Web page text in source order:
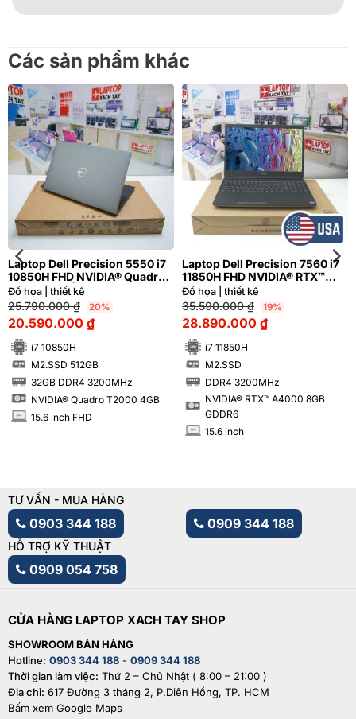
Các sản phẩm khác
Laptop Dell Precision 5550 i7
10850H FHD NVIDIA® Quadro
T2000 4GB | Hàng xách tay
99%
Đồ họa | thiết kế
25.790.000₫ 20%
20.590.000 ₫
i7 10850H
SSD M2.SSD 512GB
32GB DDR4 3200MHz
NVIDIA® Quadro T2000 4GB
INCH 15.6 inch FHD
Laptop Dell Precision 7560 i7
11850H FHD NVIDIA® RTX™
A4000 8GB
Đồ họa | thiết kế
35.590.000₫ 19%
28.890.000 ₫
i7 11850H
SSD M2.SSD
DDR4 3200MHz
NVIDIA® RTX™ A4000 8GB
GDDR6
INCH 15.6 inch
TƯ VẤN - MUA HÀNG
0903 344 188 0909 344 188
HỖ TRỢ KỸ THUẬT
0909 054 758
CỬA HÀNG LAPTOP XACH TAY SHOP
SHOWROOM BÁN HÀNG
Hotline: 0903 344 188 - 0909 344 188
Thời gian làm việc: Thứ 2 – Chủ Nhật ( 8:00 – 21:00 )
Địa chỉ: 617 Đường 3 tháng 2, P.Diên Hồng, TP. HCM
Bấm xem Google Maps